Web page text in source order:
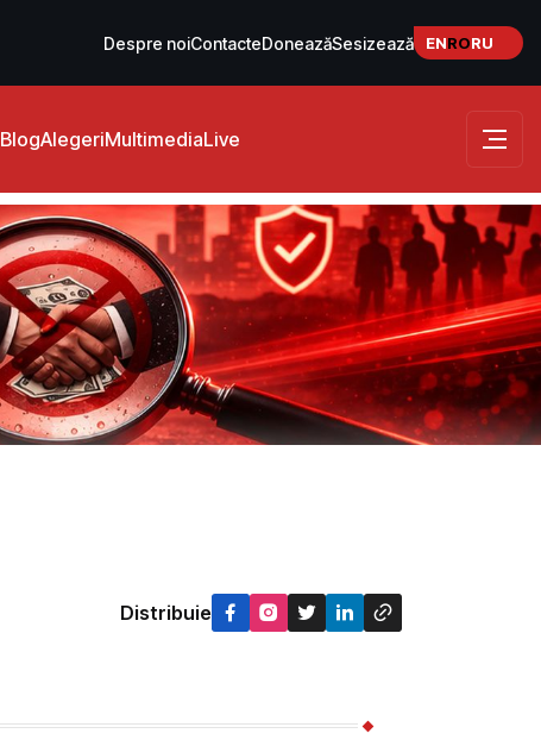
Despre noiContacteDoneazăSesizează ENRORU
BlogAlegeriMultimediaLive
Distribuie